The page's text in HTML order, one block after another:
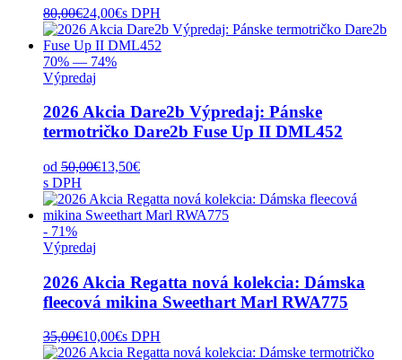
80,00€24,00€s DPH
70% — 74%
Výpredaj
2026 Akcia Dare2b Výpredaj: Pánske
termotričko Dare2b Fuse Up II DML452
od 50,00€13,50€
s DPH
- 71%
Výpredaj
2026 Akcia Regatta nová kolekcia: Dámska
fleecová mikina Sweethart Marl RWA775
35,00€10,00€s DPH